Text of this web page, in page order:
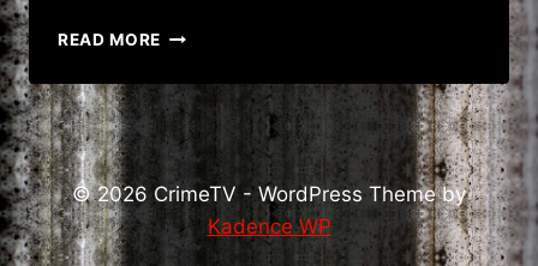
READ MORE ȘI-
TĂIAT
PLĂMÂNUL
ACCIDENTAL,
CU
FLEXUL.
© 2026 CrimeTV - WordPress Theme by
Kadence WP